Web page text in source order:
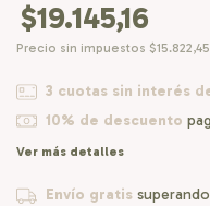
$19.145,16
Precio sin impuestos $15.822,45
3 cuotas sin interés
10% de descuento
Ver más detalles
Envío gratis